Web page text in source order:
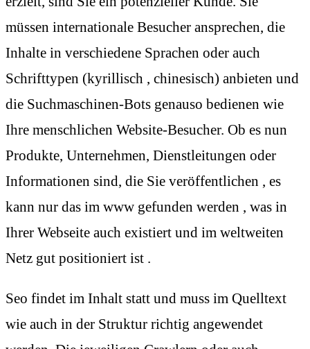
müssen internationale Besucher ansprechen, die
Inhalte in verschiedene Sprachen oder auch
Schrifttypen (kyrillisch , chinesisch) anbieten und
die Suchmaschinen-Bots genauso bedienen wie
Ihre menschlichen Website-Besucher. Ob es nun
Produkte, Unternehmen, Dienstleitungen oder
Informationen sind, die Sie veröffentlichen , es
kann nur das im www gefunden werden , was in
Ihrer Webseite auch existiert und im weltweiten
Netz gut positioniert ist .
Seo findet im Inhalt statt und muss im Quelltext
wie auch in der Struktur richtig angewendet